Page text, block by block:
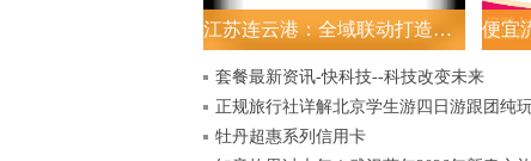
江苏连云港：全域联动打造新春消费盛宴
套餐最新资讯-快科技--科技改变未来
牡丹超惠系列信用卡